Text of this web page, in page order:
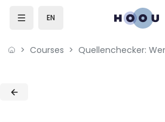
Skip to sidebar navigation menu
Skip to mobile navigation menu
EN
Courses
Blocks
Blocks